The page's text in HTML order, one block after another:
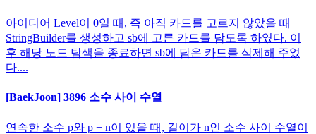
아이디어 Level이 0일 때, 즉 아직 카드를 고르지 않았을 때
StringBuilder를 생성하고 sb에 고른 카드를 담도록 하였다. 이
후 해당 노드 탐색을 종료하면 sb에 담은 카드를 삭제해 주었
다....
[BaekJoon] 3896 소수 사이 수열
연속한 소수 p와 p + n이 있을 때, 길이가 n인 소수 사이 수열이